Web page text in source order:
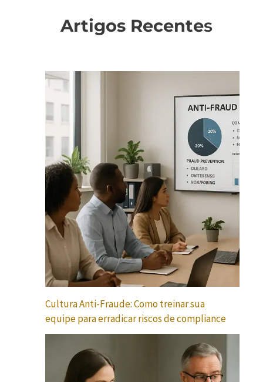
Artigos Recentes
Cultura Anti-Fraude: Como treinar sua
equipe para erradicar riscos de compliance